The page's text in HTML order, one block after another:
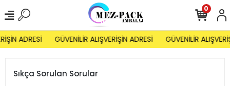
ADRESİ GÜVENİLİR ALIŞVERİŞİN ADRESİ GÜVENİLİR
0
Sıkça Sorulan Sorular